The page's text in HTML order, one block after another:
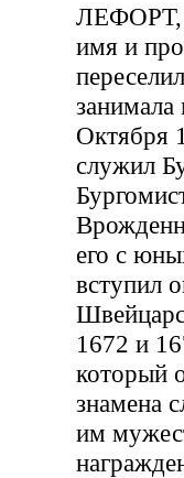
ЛЕФОРТ,
имя и
Октября
служил
его с
вступил
1672 и
который
знамена
им